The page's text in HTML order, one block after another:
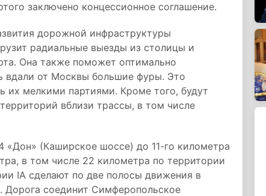
заключено концессионное соглашение.
дорожной инфраструктуры
радиальные выезды из столицы и
Она также поможет оптимально
вдали от Москвы большие фуры. Это
их мелкими партиями. Кроме того, будут
вблизи трассы, в том числе
(Каширское шоссе) до 11-го километра
в том числе 22 километра по территории
IA сделают по две полосы движения в
Дорога соединит Симферопольское